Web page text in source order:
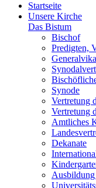
Startseite
Unsere Kirche
Das Bistum
Bischof
Predigten,
Synode
Vertretung
Vertretung
Amtliches
Dekanate